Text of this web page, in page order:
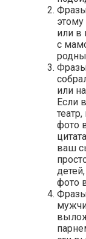
или в
с
или
Если
фото
ваш
фото